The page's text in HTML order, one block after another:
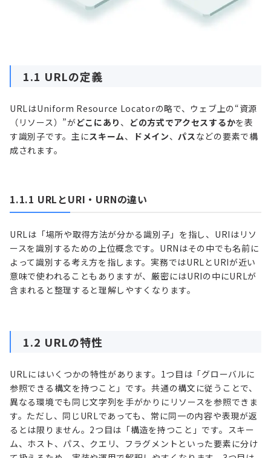
1.1 URLの定義
URLはUniform Resource Locatorの略で、ウェブ上の“資源
（リソース）”がどこにあり 、 どの方式でアクセスするかを表
す識別子です。主にスキーム、 ドメイン、パスなどの要素で構
成されます。
1.1.1 URLとURI・URNの違い
URLは「場所や取得方法が分かる識別子」を指し、URIはリソ
ースを識別するための上位概念です。URNはその中でも名前に
よって識別する考え方を指します。実務ではURLとURIが近い
意味で使われることもありますが、厳密にはURIの中にURLが
含まれると整理すると理解しやすくなります。
1.2 URLの特性
URLにはいくつかの特性があります。1つ目は「グローバルに
参照できる構文を持つこと」です。共通の構文に従うことで、
異なる環境でも同じ文字列を手がかりにリソースを参照できま
す。ただし、同じURLであっても、常に同一の内容や表現が返
るとは限りません。2つ目は「構造を持つこと」です。スキー
ム、ホスト、パス、クエリ、フラグメントといった要素に分け